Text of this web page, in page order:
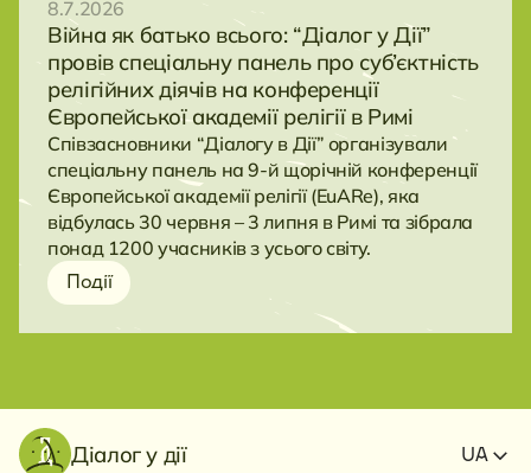
8.7.2026
Війна як батько всього: “Діалог у Дії”
провів спеціальну панель про суб’єктність
релігійних діячів на конференції
Європейської академії релігії в Римі
Співзасновники “Діалогу в Дії” організували
спеціальну панель на 9-й щорічній конференції
Європейської академії релігії (EuARe), яка
відбулась 30 червня – 3 липня в Римі та зібрала
понад 1200 учасників з усього світу.
Події
Діалог у дії UA